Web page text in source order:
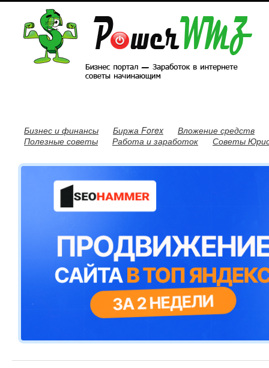
Бизнес и финансы Биржа Forex
Вложение средств
Полезные советы
Работа и заработок Советы